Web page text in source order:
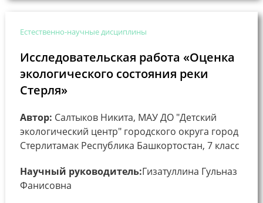
Естественно-научные дисциплины
Исследовательская работа «Оценка
экологического состояния реки
Стерля»
Автор: Салтыков Никита, МАУ ДО "Детский
экологический центр" городского округа город
Стерлитамак Республика Башкортостан, 7 класс
Научный руководитель:Гизатуллина Гульназ
Фанисовна